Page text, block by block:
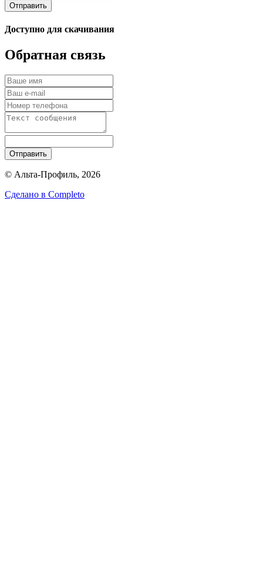
Отправить
Доступно для скачивания
Обратная связь
Отправить
© Альта-Профиль, 2026
Сделано в Completo